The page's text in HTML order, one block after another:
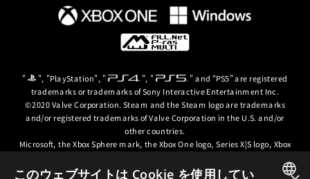
" ", "PlayStation", " ", " " and “PS5” are registered
trademarks or trademarks of Sony Interactive Entertainment Inc.
©2020 Valve Corporation. Steam and the Steam logo are trademarks
and/or registered trademarks of Valve Corporation in the U.S. and/or
other countries.
Microsoft, the Xbox Sphere mark, the Xbox One logo, Series X|S logo, Xbox
trademarks of the Microsoft group of companies.
このウェブサイトは Cookie を使用してい